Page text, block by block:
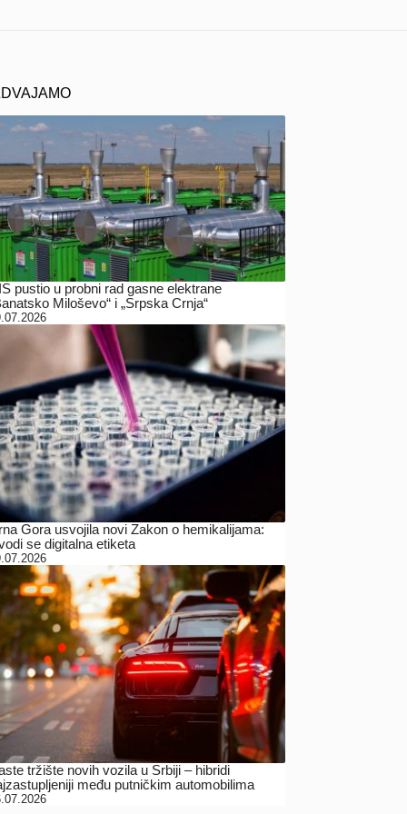
pustio u probni rad gasne elektrane
Miloševo“ i „Srpska Crnja“
Gora usvojila novi Zakon o hemikalijama:
se digitalna etiketa
tržište novih vozila u Srbiji – hibridi
među putničkim automobilima